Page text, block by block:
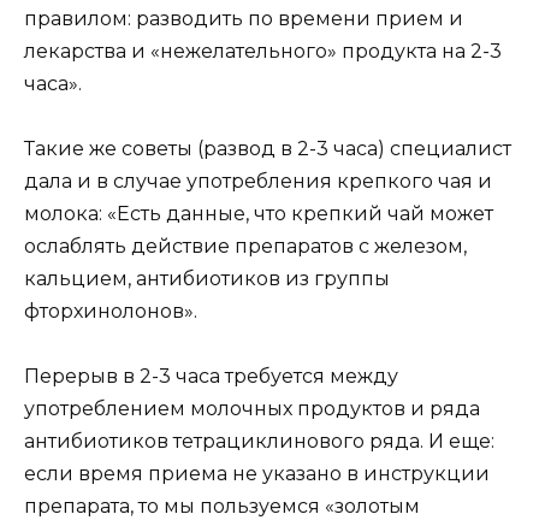
правилом: разводить по времени прием и
лекарства и «нежелательного» продукта на 2-3
часа».
Такие же советы (развод в 2-3 часа) специалист
дала и в случае употребления крепкого чая и
молока: «Есть данные, что крепкий чай может
ослаблять действие препаратов с железом,
кальцием, антибиотиков из группы
фторхинолонов».
Перерыв в 2-3 часа требуется между
употреблением молочных продуктов и ряда
антибиотиков тетрациклинового ряда. И еще:
если время приема не указано в инструкции
препарата, то мы пользуемся «золотым